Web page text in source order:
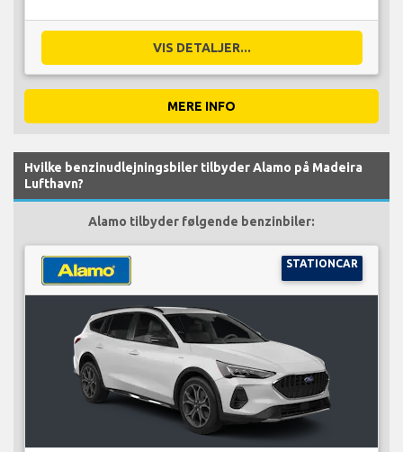
VIS DETALJER...
MERE INFO
Hvilke benzinudlejningsbiler tilbyder Alamo på Madeira
Lufthavn?
Alamo tilbyder følgende benzinbiler:
STATIONCAR